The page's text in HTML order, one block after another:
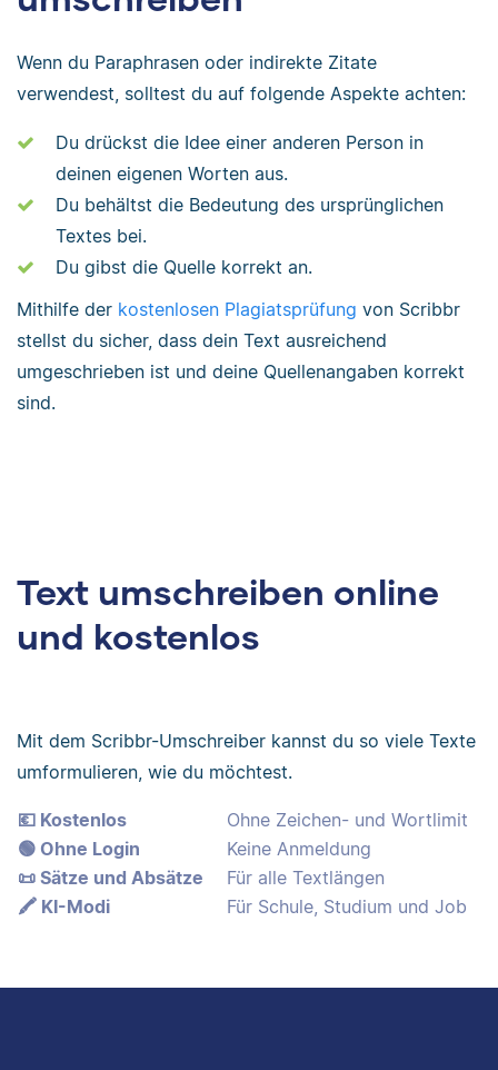
Wenn du Paraphrasen oder indirekte Zitate
verwendest, solltest du auf folgende Aspekte achten:
Du drückst die Idee einer anderen Person in
deinen eigenen Worten aus.
Du behältst die Bedeutung des ursprünglichen
Textes bei.
Du gibst die Quelle korrekt an.
Mithilfe der kostenlosen Plagiatsprüfung von Scribbr
stellst du sicher, dass dein Text ausreichend
umgeschrieben ist und deine Quellenangaben korrekt
sind.
Text umschreiben online
und kostenlos
Mit dem Scribbr-Umschreiber kannst du so viele Texte
umformulieren, wie du möchtest.
💶 Kostenlos
Ohne Zeichen- und Wortlimit
🟢 Ohne Login
Keine Anmeldung
📜 Sätze und Absätze
Für alle Textlängen
🖍️ KI-Modi
Für Schule, Studium und Job